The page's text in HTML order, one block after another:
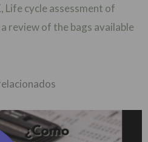
Life cycle assessment of
review of the bags available